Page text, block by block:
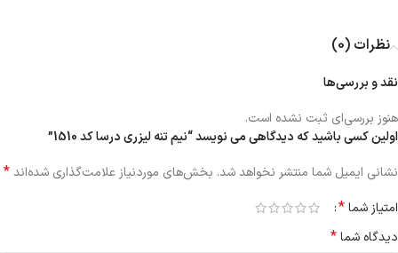
نظرات (0)
نقد و بررسی‌ها
هنوز بررسی‌ای ثبت نشده است.
اولین کسی باشید که دیدگاهی می نویسد “نیم تنه لیزری درسا کد 1510”
نشانی ایمیل شما منتشر نخواهد شد. بخش‌های موردنیاز علامت‌گذاری شده‌اند*
امتیاز شما*
دیدگاه شما*